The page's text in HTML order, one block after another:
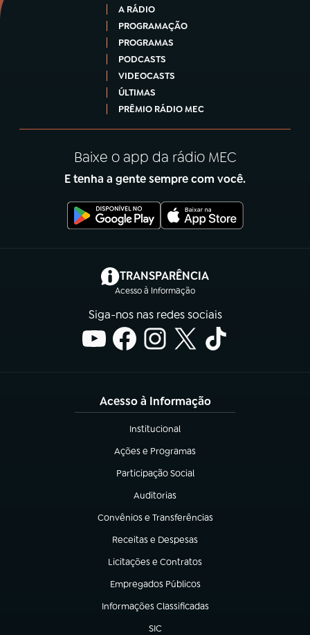
A RÁDIO
PROGRAMAÇÃO
PROGRAMAS
PODCASTS
VIDEOCASTS
ÚLTIMAS
PRÊMIO RÁDIO MEC
Baixe o app da rádio MEC
E tenha a gente sempre com você.
TRANSPARÊNCIA
Acesso à Informação
(abre em nova aba)
Siga-nos nas redes sociais
Acesso à Informação
Institucional
(abre em nova aba)
Ações e Programas
(abre em nova aba)
Participação Social
(abre em nova aba)
Auditorias
(abre em nova aba)
Convênios e Transferências
(abre em nova aba)
Receitas e Despesas
(abre em nova aba)
Licitações e Contratos
(abre em nova aba)
Empregados Públicos
(abre em nova aba)
Informações Classificadas
(abre em nova aba)
SIC